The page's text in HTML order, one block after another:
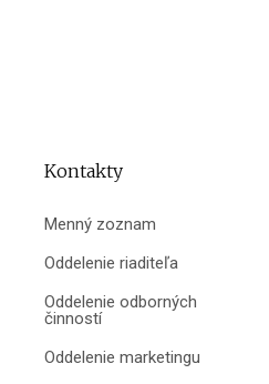
Kontakty
Menný zoznam
Oddelenie riaditeľa
Oddelenie odborných
činností
Oddelenie marketingu